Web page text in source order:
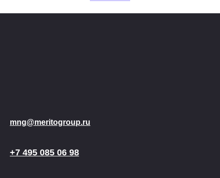
mng@meritogroup.ru
+7 495 085 06 98